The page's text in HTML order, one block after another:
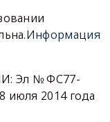
Информация
Эл № ФС77-
июля 2014 года